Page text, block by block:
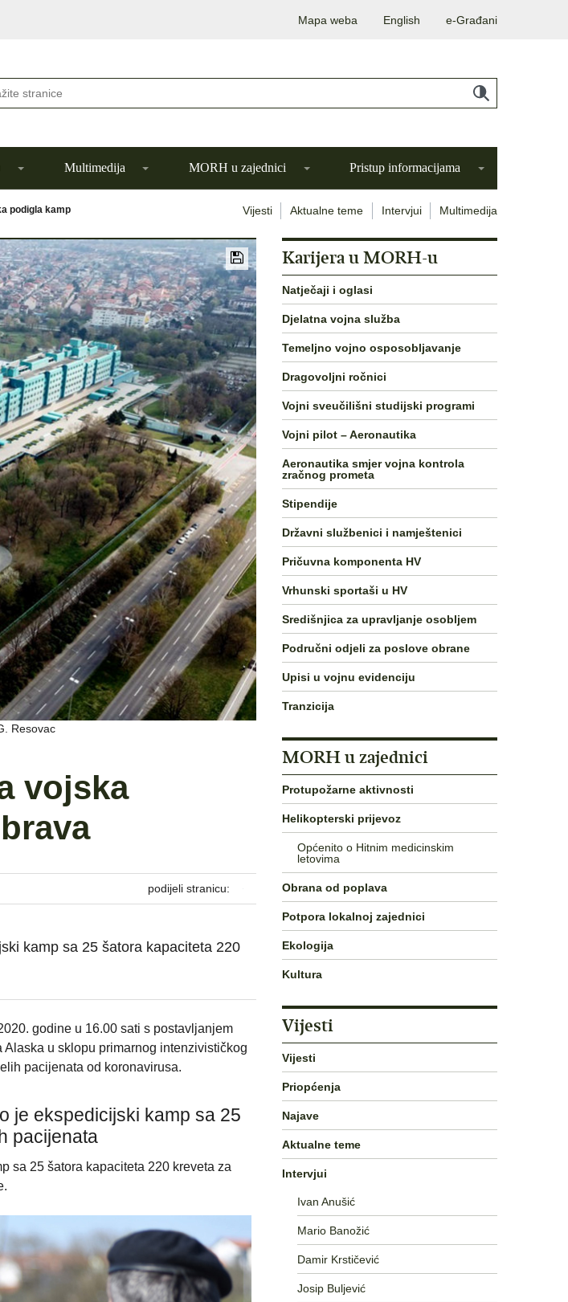
Mapa weba English e-Građani
Multimedija MORH u zajednici Pristup informacijama
podigla kamp
Vijesti Aktualne teme Intervjui Multimedija
Resovac
vojska
podijeli stranicu:
kamp sa 25 šatora kapaciteta 220
godine u 16.00 sati s postavljanjem
u sklopu primarnog intenzivističkog
pacijenata od koronavirusa.
je ekspedicijski kamp sa 25
pacijenata
sa 25 šatora kapaciteta 220 kreveta za
Karijera u MORH-u
Natječaji i oglasi
Djelatna vojna služba
Temeljno vojno osposobljavanje
Dragovoljni ročnici
Vojni sveučilišni studijski programi
Vojni pilot – Aeronautika
Aeronautika smjer vojna kontrola
zračnog prometa
Stipendije
Državni službenici i namještenici
Pričuvna komponenta HV
Vrhunski sportaši u HV
Središnjica za upravljanje osobljem
Područni odjeli za poslove obrane
Upisi u vojnu evidenciju
Tranzicija
MORH u zajednici
Protupožarne aktivnosti
Helikopterski prijevoz
Općenito o Hitnim medicinskim
letovima
Obrana od poplava
Potpora lokalnoj zajednici
Ekologija
Kultura
Vijesti
Vijesti
Priopćenja
Najave
Aktualne teme
Intervjui
Ivan Anušić
Mario Banožić
Damir Krstičević
Josip Buljević